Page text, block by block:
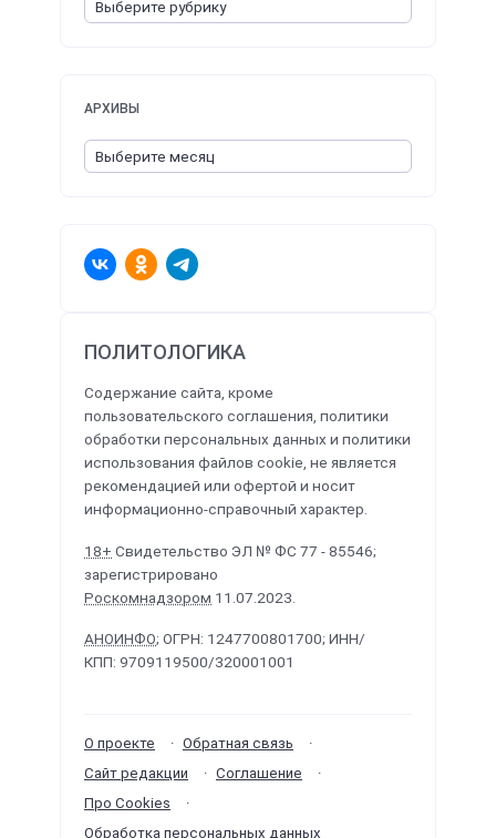
ПОЛИТОЛОГИКА
Содержание сайта, кроме
пользовательского соглашения, политики
обработки персональных данных и политики
использования файлов cookie, не является
рекомендацией или офертой и носит
информационно-справочный характер.
18+ Свидетельство ЭЛ № ФС 77 - 85546;
зарегистрировано
Роскомнадзором 11.07.2023.
АНОИНФО; ОГРН: 1247700801700; ИНН/
КПП: 9709119500/320001001
О проекте
Обратная связь
Сайт редакции
Соглашение
Про Cookies
Обработка персональных данных
АРХИВЫ